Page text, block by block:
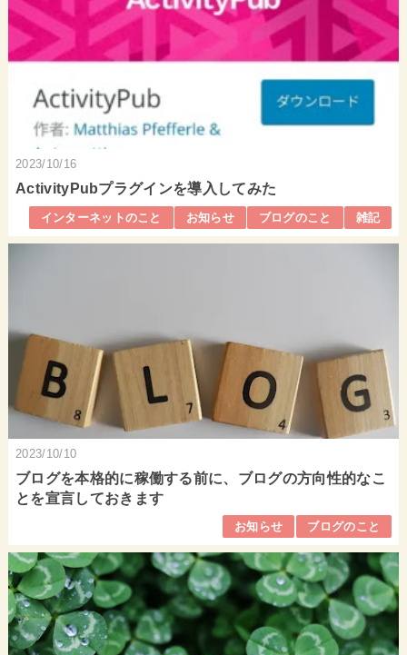
2023/10/16
ActivityPubプラグインを導入してみた
インターネットのこと お知らせ ブログのこと 雑記
2023/10/10
ブログを本格的に稼働する前に、ブログの方向性的なこ
とを宣言しておきます
お知らせ ブログのこと